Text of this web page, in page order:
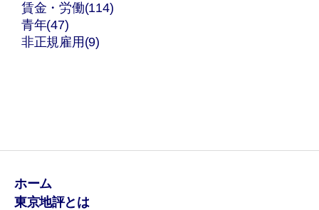
賃金・労働(114)
青年(47)
非正規雇用(9)
ホーム
東京地評とは